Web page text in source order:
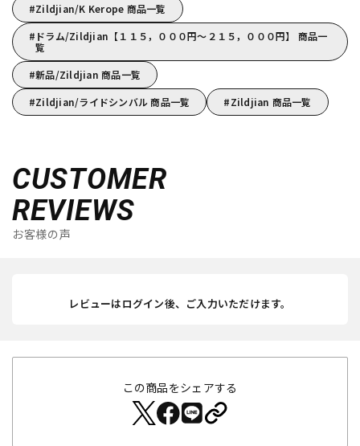
Zildjian/K Kerope 商品一覧
ドラム/Zildjian【１１５，０００円～２１５，０００円】 商品一
覧
新品/Zildjian 商品一覧
Zildjian/ライドシンバル 商品一覧
Zildjian 商品一覧
CUSTOMER
REVIEWS
お客様の声
レビューはログイン後、ご入力いただけます。
この商品をシェアする